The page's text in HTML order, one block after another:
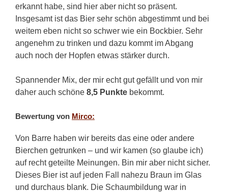
erkannt habe, sind hier aber nicht so präsent.
Insgesamt ist das Bier sehr schön abgestimmt und bei
weitem eben nicht so schwer wie ein Bockbier. Sehr
angenehm zu trinken und dazu kommt im Abgang
auch noch der Hopfen etwas stärker durch.
Spannender Mix, der mir echt gut gefällt und von mir
daher auch schöne 8,5 Punkte bekommt.
Bewertung von Mirco:
Von Barre haben wir bereits das eine oder andere
Bierchen getrunken – und wir kamen (so glaube ich)
auf recht geteilte Meinungen. Bin mir aber nicht sicher.
Dieses Bier ist auf jeden Fall nahezu Braun im Glas
und durchaus blank. Die Schaumbildung war in